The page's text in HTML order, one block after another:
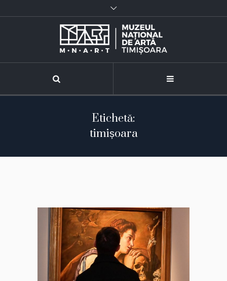
Etichetă:
timișoara